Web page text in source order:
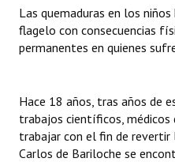
NORMATIVA
Comunicaciones
Resoluciones
Resoluciones de Presidencia
Las quemaduras en los
flagelo con consecuencias
permanentes en quienes
Hace 18 años, tras años de
trabajos científicos, médicos
trabajar con el fin de revertir
Carlos de Bariloche se